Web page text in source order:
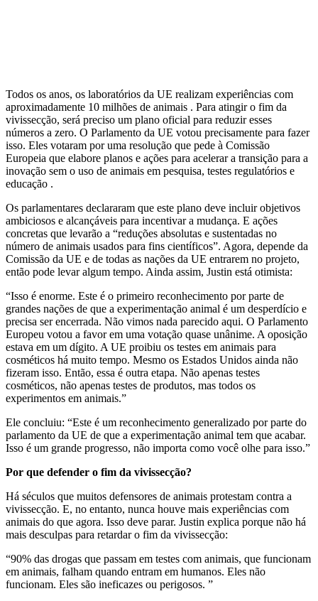
Todos os anos, os laboratórios da UE realizam experiências com
aproximadamente 10 milhões de animais . Para atingir o fim da
vivissecção, será preciso um plano oficial para reduzir esses
números a zero. O Parlamento da UE votou precisamente para fazer
isso. Eles votaram por uma resolução que pede à Comissão
Europeia que elabore planos e ações para acelerar a transição para a
inovação sem o uso de animais em pesquisa, testes regulatórios e
educação .
Os parlamentares declararam que este plano deve incluir objetivos
ambiciosos e alcançáveis ​​para incentivar a mudança. E ações
concretas que levarão a “reduções absolutas e sustentadas no
número de animais usados ​​para fins científicos”. Agora, depende da
Comissão da UE e de todas as nações da UE entrarem no projeto,
então pode levar algum tempo. Ainda assim, Justin está otimista:
“Isso é enorme. Este é o primeiro reconhecimento por parte de
grandes nações de que a experimentação animal é um desperdício e
precisa ser encerrada. Não vimos nada parecido aqui. O Parlamento
Europeu votou a favor em uma votação quase unânime. A oposição
estava em um dígito. A UE proibiu os testes em animais para
cosméticos há muito tempo. Mesmo os Estados Unidos ainda não
fizeram isso. Então, essa é outra etapa. Não apenas testes
cosméticos, não apenas testes de produtos, mas todos os
experimentos em animais.”
Ele concluiu: “Este é um reconhecimento generalizado por parte do
parlamento da UE de que a experimentação animal tem que acabar.
Isso é um grande progresso, não importa como você olhe para isso.”
Por que defender o fim da vivissecção?
Há séculos que muitos defensores de animais protestam contra a
vivissecção. E, no entanto, nunca houve mais experiências com
animais do que agora. Isso deve parar. Justin explica porque não há
mais desculpas para retardar o fim da vivissecção:
“90% das drogas que passam em testes com animais, que funcionam
em animais, falham quando entram em humanos. Eles não
funcionam. Eles são ineficazes ou perigosos. ”